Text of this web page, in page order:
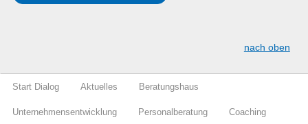
nach oben
Start Dialog Aktuelles Beratungshaus
Unternehmensentwicklung Personalberatung Coaching